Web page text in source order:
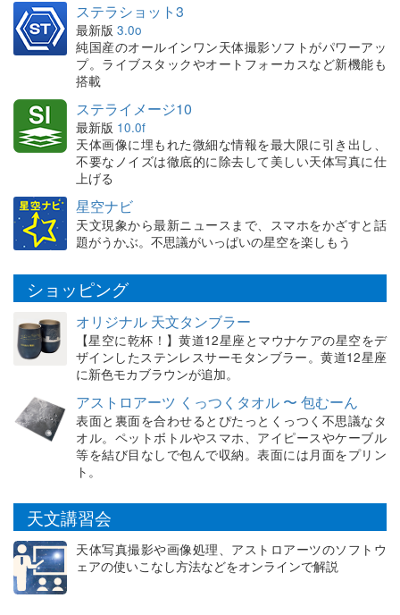
ステラショット3
最新版 3.0o
純国産のオールインワン天体撮影ソフトがパワーアッ
プ。ライブスタックやオートフォーカスなど新機能も
搭載
ステライメージ10
最新版 10.0f
天体画像に埋もれた微細な情報を最大限に引き出し、
不要なノイズは徹底的に除去して美しい天体写真に仕
上げる
星空ナビ
天文現象から最新ニュースまで、スマホをかざすと話
題がうかぶ。不思議がいっぱいの星空を楽しもう
ショッピング
オリジナル 天文タンブラー
【星空に乾杯！】黄道12星座とマウナケアの星空をデ
ザインしたステンレスサーモタンブラー。黄道12星座
に新色モカブラウンが追加。
アストロアーツ くっつくタオル 〜 包むーん
表面と裏面を合わせるとぴたっとくっつく不思議なタ
オル。ペットボトルやスマホ、アイピースやケーブル
等を結び目なしで包んで収納。表面には月面をプリン
ト。
天文講習会
天体写真撮影や画像処理、アストロアーツのソフトウ
ェアの使いこなし方法などをオンラインで解説